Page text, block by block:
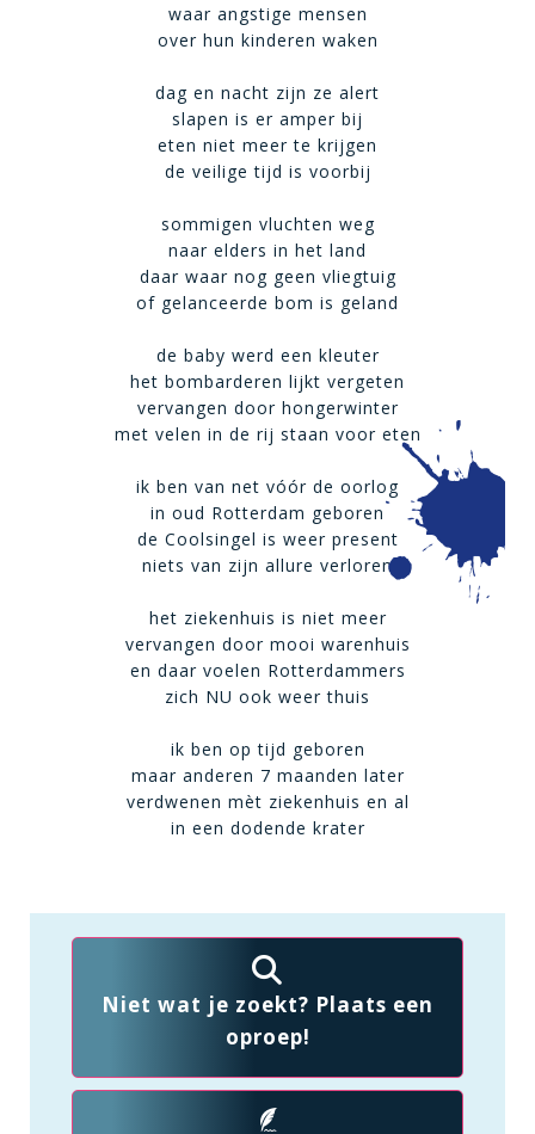
waar angstige mensen
over hun kinderen waken
dag en nacht zijn ze alert
slapen is er amper bij
eten niet meer te krijgen
de veilige tijd is voorbij
sommigen vluchten weg
naar elders in het land
daar waar nog geen vliegtuig
of gelanceerde bom is geland
de baby werd een kleuter
het bombarderen lijkt vergeten
vervangen door hongerwinter
met velen in de rij staan voor eten
ik ben van net vóór de oorlog
in oud Rotterdam geboren
de Coolsingel is weer present
niets van zijn allure verloren
het ziekenhuis is niet meer
vervangen door mooi warenhuis
en daar voelen Rotterdammers
zich NU ook weer thuis
ik ben op tijd geboren
maar anderen 7 maanden later
verdwenen mèt ziekenhuis en al
in een dodende krater
Niet wat je zoekt? Plaats een
oproep!